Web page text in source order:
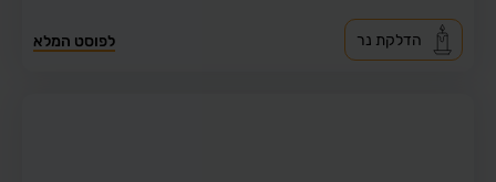
לפוסט המלא הדלקת נר